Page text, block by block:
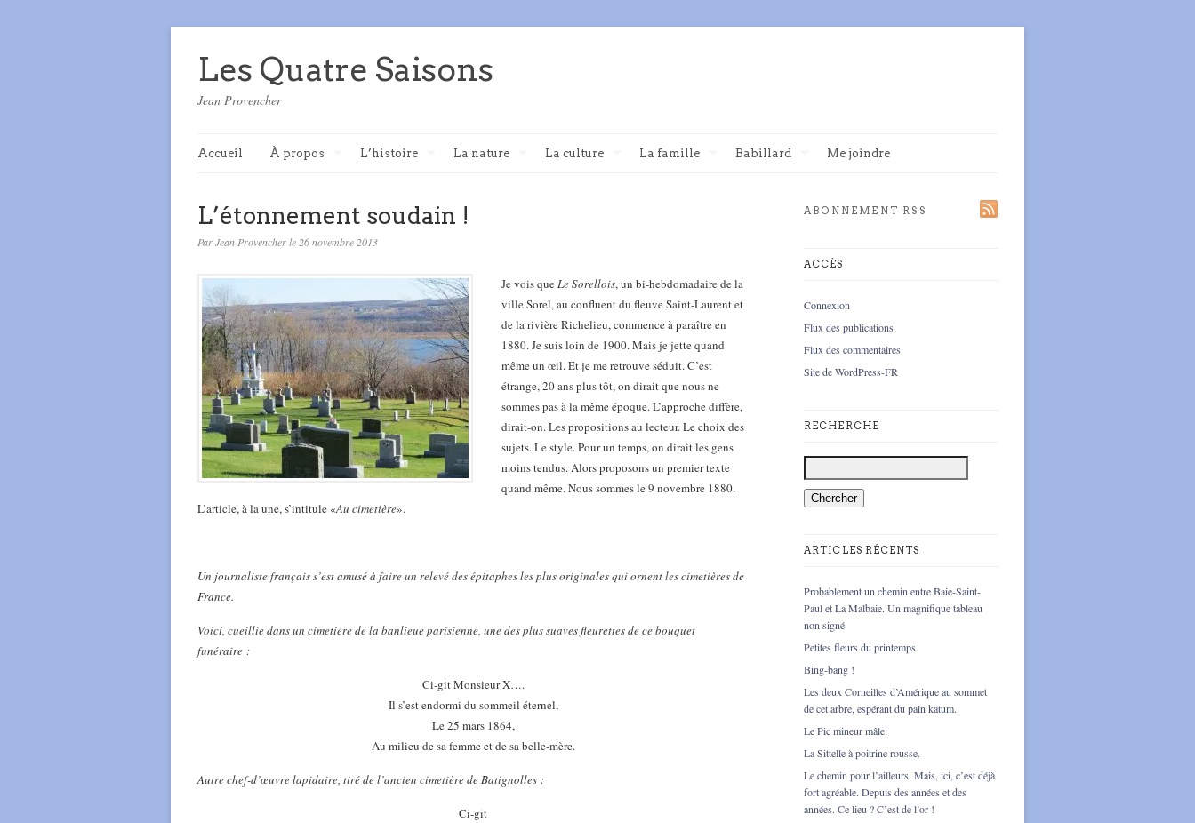
Les Quatre Saisons
Jean Provencher
Accueil À propos L’histoire La nature La culture La famille Babillard Me joindre
L’étonnement soudain !
Par Jean Provencher le 26 novembre 2013
Je vois queLe Sorellois, un bi-hebdomadaire de la
ville Sorel, au confluent du fleuve Saint-Laurent et
de la rivière Richelieu, commence à paraître en
1880. Je suis loin de 1900. Mais je jette quand
même un œil.Et je me retrouve séduit. C’est
étrange, 20 ans plus tôt, on dirait que nous ne
sommes pas à la même époque. L’approche diffère,
dirait-on. Les propositions au lecteur. Le choix des
sujets. Le style. Pour un temps, on dirait les gens
moins tendus. Alors proposons un premier texte
quand même. Nous sommes le 9 novembre 1880.
L’article, à la une, s’intitule «Au cimetière».
Un journaliste français s’est amusé à faire un relevé des épitaphes les plus originales qui ornent les cimetières de
France.
Voici, cueillie dans un cimetière de la banlieue parisienne, une des plus suaves fleurettes de ce bouquet
funéraire :
Ci-git Monsieur X….
Il s’est endormi du sommeil éternel,
Le 25 mars 1864,
Au milieu de sa femme et de sa belle-mère.
Autre chef-d’œuvre lapidaire, tiré de l’ancien cimetière de Batignolles :
Ci-git
ABONNEMENT RSS
ACCÈS
Connexion
Flux des publications
Flux des commentaires
Site de WordPress-FR
RECHERCHE
ARTICLES RÉCENTS
Probablement un chemin entre Baie-Saint-
Paul et La Malbaie. Un magnifique tableau
non signé.
Petites fleurs du printemps.
Bing-bang !
Les deux Corneilles d’Amérique au sommet
de cet arbre, espérant du pain katum.
Le Pic mineur mâle.
La Sittelle à poitrine rousse.
Le chemin pour l’ailleurs. Mais, ici, c’est déjà
fort agréable. Depuis des années et des
années. Ce lieu ? C’est de l’or !